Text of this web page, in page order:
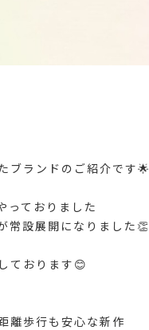
ブランドのご紹介です🌟
っておりました
常設展開になりました👏
ております😊
離歩行も安心な新作